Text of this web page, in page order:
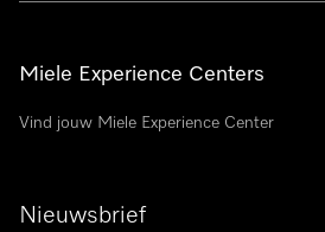
Miele Experience Centers
Vind jouw Miele Experience Center
Nieuwsbrief